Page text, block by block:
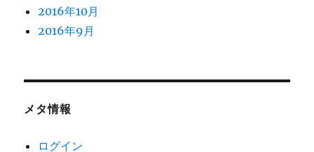
2016年10月
2016年9月
メタ情報
ログイン